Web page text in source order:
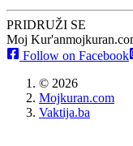
PRIDRUŽI SE
Moj Kur'an
Follow on Facebook
© 2026
Mojkuran.com
Vaktija.ba